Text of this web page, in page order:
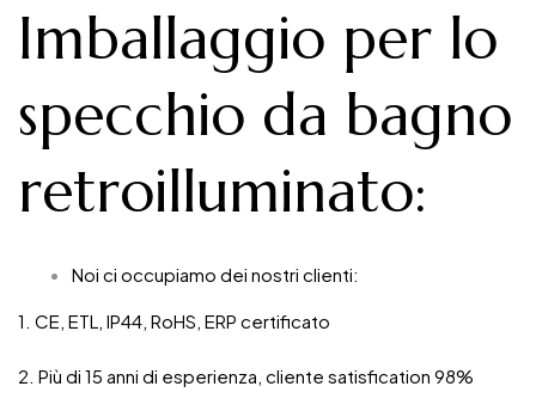
Imballaggio per lo
specchio da bagno
retroilluminato:
Noi ci occupiamo dei nostri clienti:
1. CE, ETL, IP44, RoHS, ERP certificato
2. Più di 15 anni di esperienza, cliente satisfication 98%